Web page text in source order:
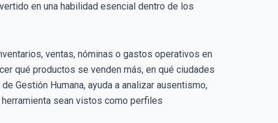
en una habilidad esencial dentro de los
ventas, nóminas o gastos operativos en
qué productos se venden más, en qué ciudades
Gestión Humana, ayuda a analizar ausentismo,
sean vistos como perfiles